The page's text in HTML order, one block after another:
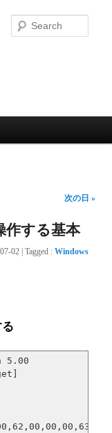
次の日 »
作する基本
02 Tagged : Windows
5.00